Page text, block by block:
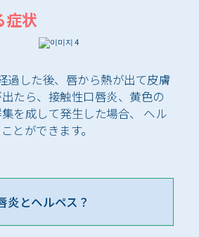
症状
過した後、唇から熱が出て皮膚
たら、接触性口唇炎、黄色の
を成して発生した場合、 ヘル
とができます。
炎とヘルペス？